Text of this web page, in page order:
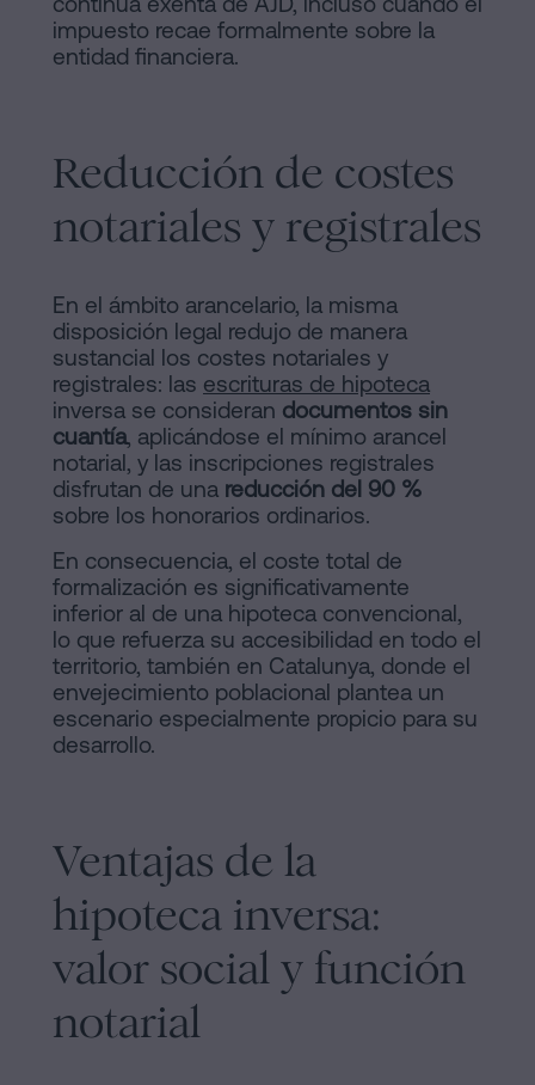
impuesto recae formalmente sobre la
entidad financiera.
Reducción de costes
notariales y registrales
En el ámbito arancelario, la misma
disposición legal redujo de manera
sustancial los costes notariales y
registrales: las escrituras de hipoteca
inversa se consideran documentos sin
cuantía, aplicándose el mínimo arancel
notarial, y las inscripciones registrales
disfrutan de una reducción del 90 %
sobre los honorarios ordinarios.
En consecuencia, el coste total de
formalización es significativamente
inferior al de una hipoteca convencional,
lo que refuerza su accesibilidad en todo el
territorio, también en Catalunya, donde el
envejecimiento poblacional plantea un
escenario especialmente propicio para su
desarrollo.
Ventajas de la
hipoteca inversa:
valor social y función
notarial